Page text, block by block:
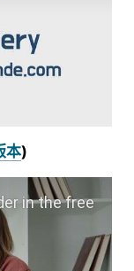
本)
in the free